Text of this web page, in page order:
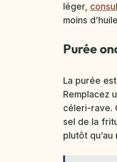
léger,
moins
Purée
La purée
Remplacez
céleri-rave.
sel de la
plutôt